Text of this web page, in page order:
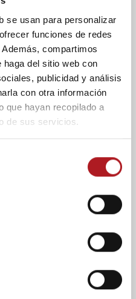
se usan para personalizar
funciones de redes
compartimos
del sitio web con
publicidad y análisis
con otra información
que hayan recopilado a
de sus servicios.
«Es más
que
con la
perder el 25
de Periodismo de